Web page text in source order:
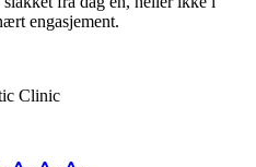
engasjement.
Clinic